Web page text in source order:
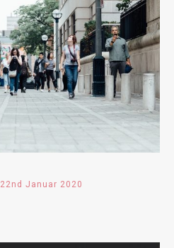
22nd Januar 2020